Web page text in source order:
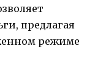
предлагая
режиме